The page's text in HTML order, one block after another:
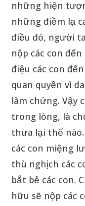
những hiện
những điềm lạ
điều đó, người
nộp các con
điệu các con
quan quyền vì
làm chứng. Vậy
trong lòng, là
thưa lại thế nào.
các con miệng
thù nghịch các
bắt bẻ các con.
hữu sẽ nộp các